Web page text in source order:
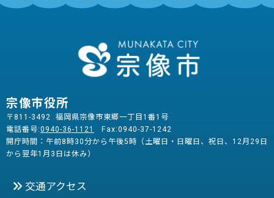
宗像市役所
〒811-3492 福岡県宗像市東郷一丁目1番1号
電話番号:0940-36-1121
Fax:0940-37-1242
開庁時間：午前8時30分から午後5時（土曜日・日曜日、祝日、12月29日
から翌年1月3日は休み）
交通アクセス